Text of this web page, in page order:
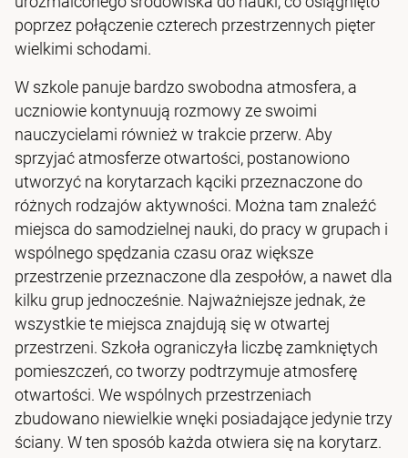
poprzez połączenie czterech przestrzennych pięter
wielkimi schodami.
W szkole panuje bardzo swobodna atmosfera, a
uczniowie kontynuują rozmowy ze swoimi
nauczycielami również w trakcie przerw. Aby
sprzyjać atmosferze otwartości, postanowiono
utworzyć na korytarzach kąciki przeznaczone do
różnych rodzajów aktywności. Można tam znaleźć
miejsca do samodzielnej nauki, do pracy w grupach i
wspólnego spędzania czasu oraz większe
przestrzenie przeznaczone dla zespołów, a nawet dla
kilku grup jednocześnie. Najważniejsze jednak, że
wszystkie te miejsca znajdują się w otwartej
przestrzeni. Szkoła ograniczyła liczbę zamkniętych
pomieszczeń, co tworzy podtrzymuje atmosferę
otwartości. We wspólnych przestrzeniach
zbudowano niewielkie wnęki posiadające jedynie trzy
ściany. W ten sposób każda otwiera się na korytarz.